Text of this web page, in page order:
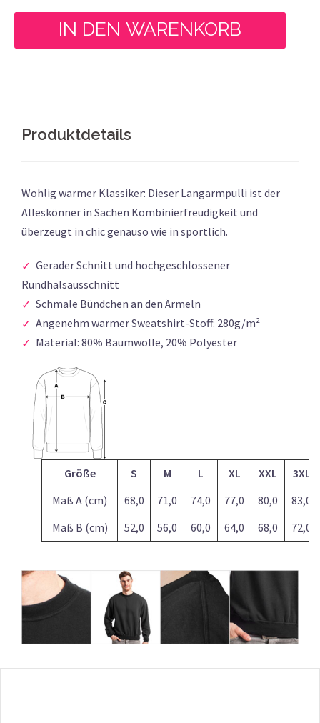
Produktdetails
Wohlig warmer Klassiker: Dieser Langarmpulli ist der
Alleskönner in Sachen Kombinierfreudigkeit und
überzeugt in chic genauso wie in sportlich.
Gerader Schnitt und hochgeschlossener
Rundhalsausschnitt
Schmale Bündchen an den Ärmeln
Angenehm warmer Sweatshirt-Stoff: 280g/m²
Material: 80% Baumwolle, 20% Polyester
Größe S M L XL XXL
3XL
Maß A (cm)
68,0 71,0 74,0 77,0 80,0
83,0
Maß B (cm)
52,0 56,0 60,0 64,0 68,0 72,0